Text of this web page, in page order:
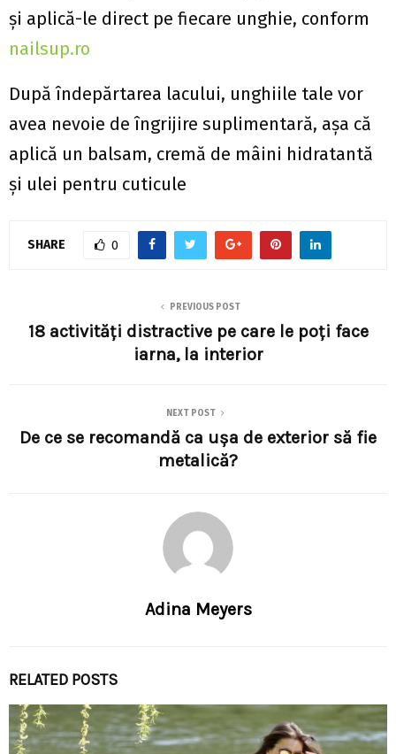
și aplică-le direct pe fiecare unghie, conform
nailsup.ro
După îndepărtarea lacului, unghiile tale vor
avea nevoie de îngrijire suplimentară, așa că
aplică un balsam, cremă de mâini hidratantă
și ulei pentru cuticule
SHARE 0
PREVIOUS POST
18 activități distractive pe care le poți face
iarna, la interior
NEXT POST
De ce se recomandă ca ușa de exterior să fie
metalică?
Adina Meyers
RELATED POSTS